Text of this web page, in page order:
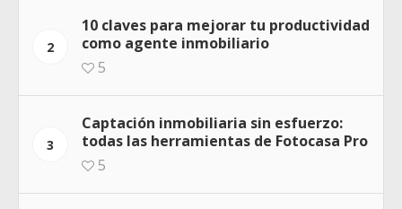
2
10 claves para mejorar tu productividad
como agente inmobiliario
5
3
Captación inmobiliaria sin esfuerzo:
todas las herramientas de Fotocasa Pro
5